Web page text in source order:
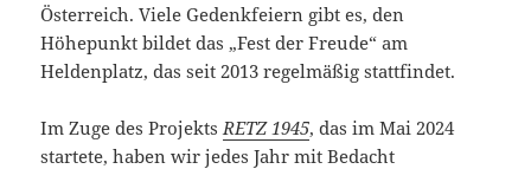
Österreich. Viele Gedenkfeiern gibt es, den
Höhepunkt bildet das „Fest der Freude“ am
Heldenplatz, das seit 2013 regelmäßig stattfindet.
Im Zuge des Projekts RETZ 1945, das im Mai 2024
startete, haben wir jedes Jahr mit Bedacht